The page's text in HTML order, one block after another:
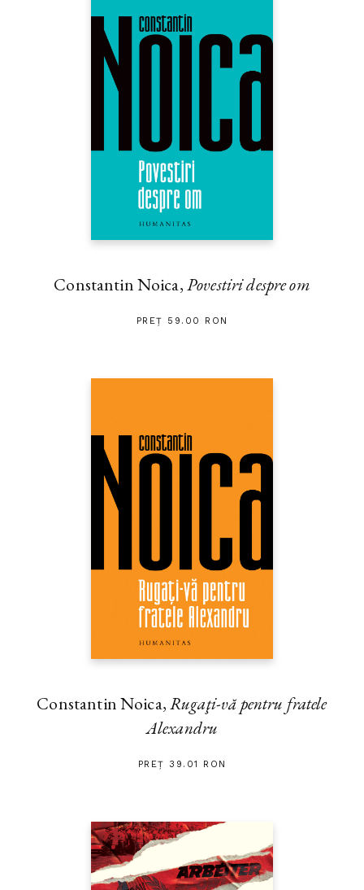
Constantin Noica,Povestiri despre om
PREȚ 59.00 RON
Constantin Noica,Rugaţi-vă pentru fratele
Alexandru
PREȚ 39.01 RON